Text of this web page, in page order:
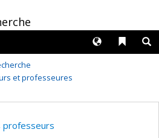
Liens
Langues
et professeures
professeurs